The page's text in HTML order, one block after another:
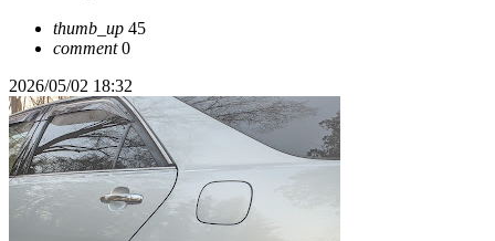
thumb_up 45
comment0
2026/05/02 18:32